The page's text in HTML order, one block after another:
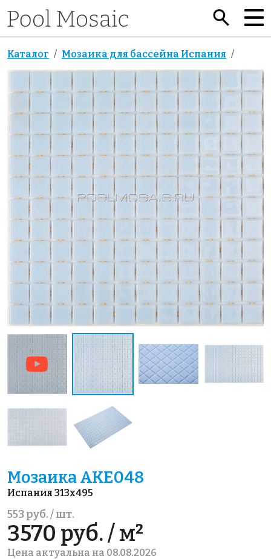
Каталог Мозаика для бассейна Испания
Мозаика AKE048
Испания 313x495
553 руб. / шт.
3570 руб. / м²
Цена актуальна на 08.08.2026